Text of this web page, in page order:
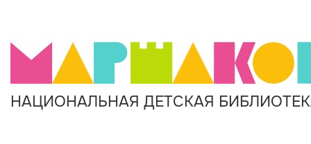
НАЦИОНАЛЬНАЯ ДЕТСКАЯ